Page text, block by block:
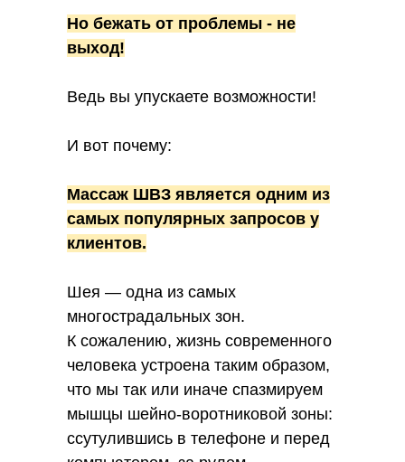
Но бежать от проблемы - не
выход!
Ведь вы упускаете возможности!
И вот почему:
Массаж ШВЗ является одним из
самых популярных запросов у
клиентов.
Шея — одна из самых
многострадальных зон.
К сожалению, жизнь современного
человека устроена таким образом,
что мы так или иначе спазмируем
мышцы шейно-воротниковой зоны:
ссутулившись в телефоне и перед